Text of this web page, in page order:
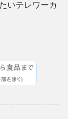
いテレワーカ